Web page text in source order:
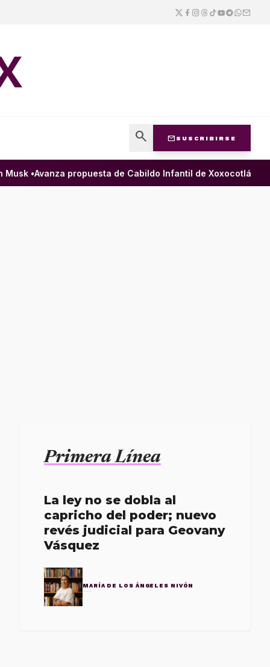
search mail SUSCRIBIRSE
•Avanza propuesta de Cabildo Infantil de Xoxocotlán
Primera Línea
La ley no se dobla al
capricho del poder; nuevo
revés judicial para Geovany
Vásquez
MARÍA DE LOS ÁNGELES NIVÓN